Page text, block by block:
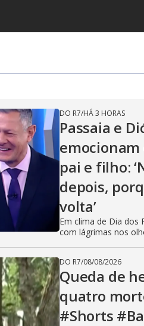
DO R7/HÁ 3 HORAS
Passaia e
pai e filho:
depois,
volta’
Em clima de Dia dos
com lágrimas nos
DO R7/08/08/2026
Queda de
quatro
#Shorts